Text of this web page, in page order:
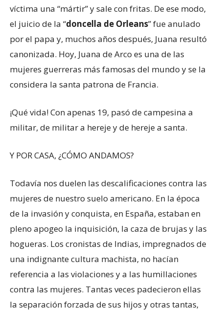
víctima una “mártir” y sale con fritas. De ese modo,
el juicio de la “doncella de Orleans” fue anulado
por el papa y, muchos años después, Juana resultó
canonizada. Hoy, Juana de Arco es una de las
mujeres guerreras más famosas del mundo y se la
considera la santa patrona de Francia.
¡Qué vida! Con apenas 19, pasó de campesina a
militar, de militar a hereje y de hereje a santa.
Y POR CASA, ¿CÓMO ANDAMOS?
Todavía nos duelen las descalificaciones contra las
mujeres de nuestro suelo americano. En la época
de la invasión y conquista, en España, estaban en
pleno apogeo la inquisición, la caza de brujas y las
hogueras. Los cronistas de Indias, impregnados de
una indignante cultura machista, no hacían
referencia a las violaciones y a las humillaciones
contra las mujeres. Tantas veces padecieron ellas
la separación forzada de sus hijos y otras tantas,